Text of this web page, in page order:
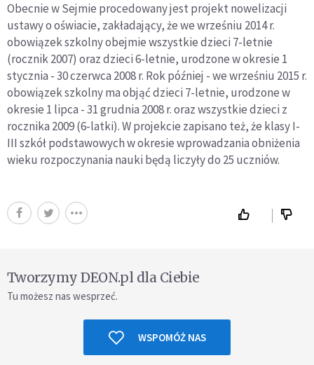
Obecnie w Sejmie procedowany jest projekt nowelizacji
ustawy o oświacie, zakładający, że we wrześniu 2014 r.
obowiązek szkolny obejmie wszystkie dzieci 7-letnie
(rocznik 2007) oraz dzieci 6-letnie, urodzone w okresie 1
stycznia - 30 czerwca 2008 r. Rok później - we wrześniu 2015 r.
obowiązek szkolny ma objąć dzieci 7-letnie, urodzone w
okresie 1 lipca - 31 grudnia 2008 r. oraz wszystkie dzieci z
rocznika 2009 (6-latki). W projekcie zapisano też, że klasy I-
III szkół podstawowych w okresie wprowadzania obniżenia
wieku rozpoczynania nauki będą liczyły do 25 uczniów.
Tworzymy DEON.pl dla Ciebie
Tu możesz nas wesprzeć.
WSPOMÓŻ NAS